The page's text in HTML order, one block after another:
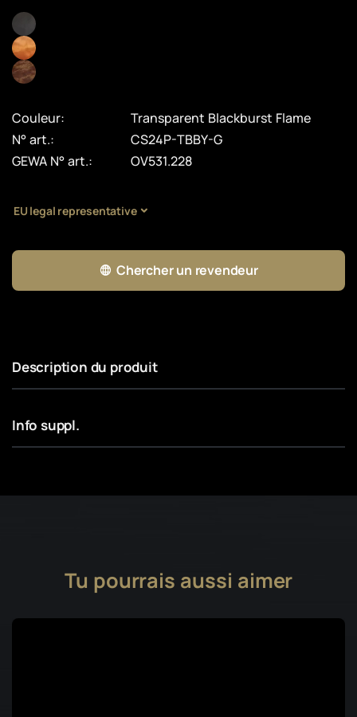
Couleur:
Transparent Blackburst Flame
N° art.:
CS24P-TBBY-G
GEWA N° art.:
OV531.228
EU legal representative
Chercher un revendeur
Description du produit
Info suppl.
Tu pourrais aussi aimer